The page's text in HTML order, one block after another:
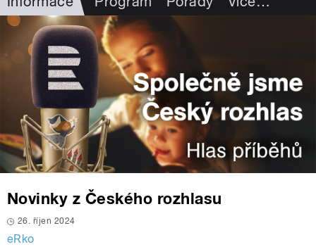
Novinky z Českého rozhlasu
26. říjen 2024
eRko